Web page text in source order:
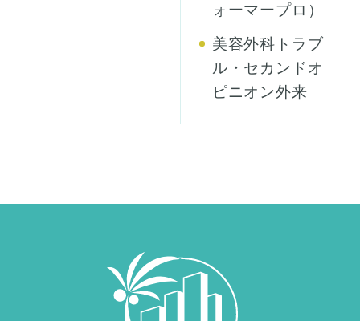
ォーマープロ）
美容外科トラブ
ル・セカンドオ
ピニオン外来